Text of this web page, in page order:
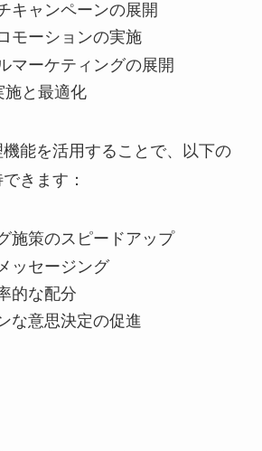
キャンペーンの展開
モーションの実施
マーケティングの展開
施と最適化
能を活用することで、以下の
きます：
施策のスピードアップ
ッセージング
的な配分
な意思決定の促進